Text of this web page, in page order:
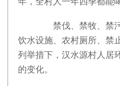
禁伐、禁牧、禁
饮水设施、农村厕所、
列举措下，汉水源村人居
的变化。